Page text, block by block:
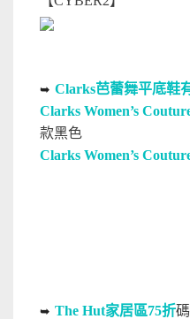
➥ Clarks芭蕾舞平底鞋
Clarks Women’s
款黑色
Clarks Women’s
➥ The Hut家居區75折